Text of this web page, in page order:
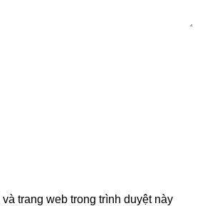
trang web trong trình duyệt này